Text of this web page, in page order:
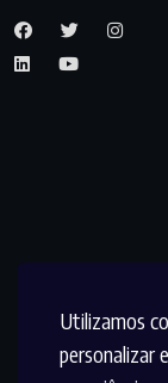
Utilizamos
personalizar